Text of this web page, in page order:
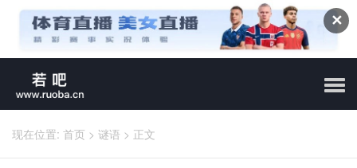
✕
现在位置: 首页 > 谜语 > 正文